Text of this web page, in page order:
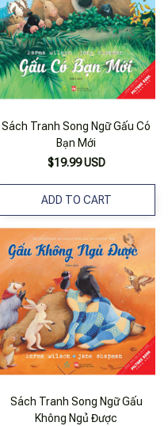
Sách Tranh Song Ngữ Gấu Có
Bạn Mới
$19.99 USD
ADD TO CART
Sách Tranh Song Ngữ Gấu
Không Ngủ Được